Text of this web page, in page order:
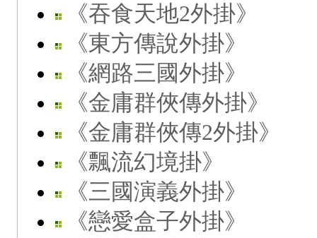
《吞食天地2外掛》
《東方傳說外掛》
《網路三國外掛》
《金庸群俠傳外掛》
《金庸群俠傳2外掛》
《飄流幻境掛》
《三國演義外掛》
《戀愛盒子外掛》